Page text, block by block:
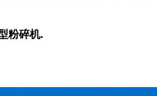
粉碎机.